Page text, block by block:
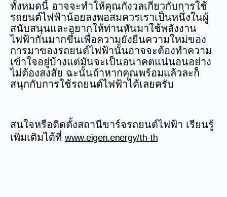
ทั้งหมดนี้ อาจจะทำให้คุณกังวลเกี่ยวกับการใช้
รถยนต์ไฟฟ้าน้อยลงพอสมควรเราเป็นหนึ่งในผู้
สนับสนุนและอยากให้ท่านหันมาใช้พลังงาน
ไฟฟ้ากันมากขึ้นเพื่อความยั่งยืนความใหม่ของ
การมาของรถยนต์ไฟฟ้านั้นอาจจะต้องทำความ
เข้าใจอยู่บ้างแต่มันจะเป็นอนาคตแน่นอนอย่าง
ไม่ต้องสงสัย ฉะนั้นถ้าหากคุณพร้อมแล้วละก็
สนุกกับการใช้รถยนต์ไฟฟ้าได้เลยครับ
สนใจหรือติดตั้งสถานีขาร์จรถยนต์ไฟฟ้า เรียนรู้
เพิ่มเติมได้ที่ www.eigen.energy/th-th